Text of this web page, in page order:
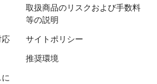
取扱商品のリスクおよび手数料
等の説明
応 サイトポリシー
推奨環境